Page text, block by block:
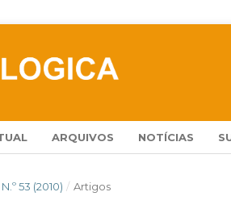
ARQUIVOS NOTÍCIAS
N.º 53 (2010) / Artigos